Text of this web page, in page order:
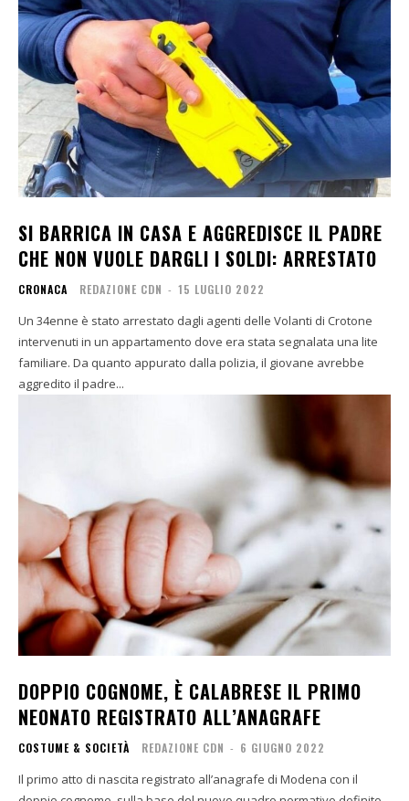
SI BARRICA IN CASA E AGGREDISCE IL PADRE
CHE NON VUOLE DARGLI I SOLDI: ARRESTATO
CRONACA REDAZIONE CDN - 15 LUGLIO 2022
Un 34enne è stato arrestato dagli agenti delle Volanti di Crotone
intervenuti in un appartamento dove era stata segnalata una lite
familiare. Da quanto appurato dalla polizia, il giovane avrebbe
aggredito il padre...
DOPPIO COGNOME, È CALABRESE IL PRIMO
NEONATO REGISTRATO ALL’ANAGRAFE
COSTUME & SOCIETÀ REDAZIONE CDN - 6 GIUGNO 2022
Il primo atto di nascita registrato all’anagrafe di Modena con il